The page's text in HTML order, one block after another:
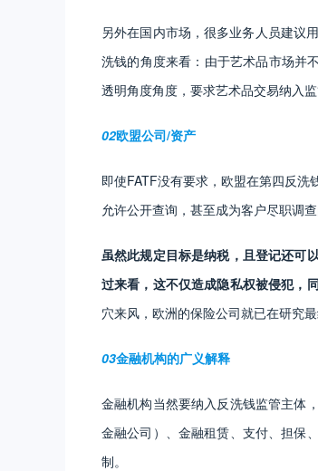
另外在国内市场，很多业务人员建议
洗钱的角度来看：由于艺术品市场并
透明角度角度，要求艺术品交易纳入监
02欧盟公司/资产
即使FATF没有要求，欧盟在第四反
允许公开查询，甚至成为客户尽职调
虽然此规定目标是纳税，且登记还可
过来看，这不仅造成隐私权被侵犯，
穴来风，欧洲的保险公司就已在研究
03金融机构的广义解释
金融机构当然要纳入反洗钱监管主体
金融公司）、金融租赁、支付、担保
制。